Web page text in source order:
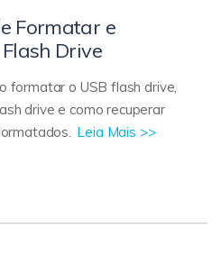
Formatar e
Drive
formatar o USB flash drive,
drive e como recuperar
Leia Mais >>